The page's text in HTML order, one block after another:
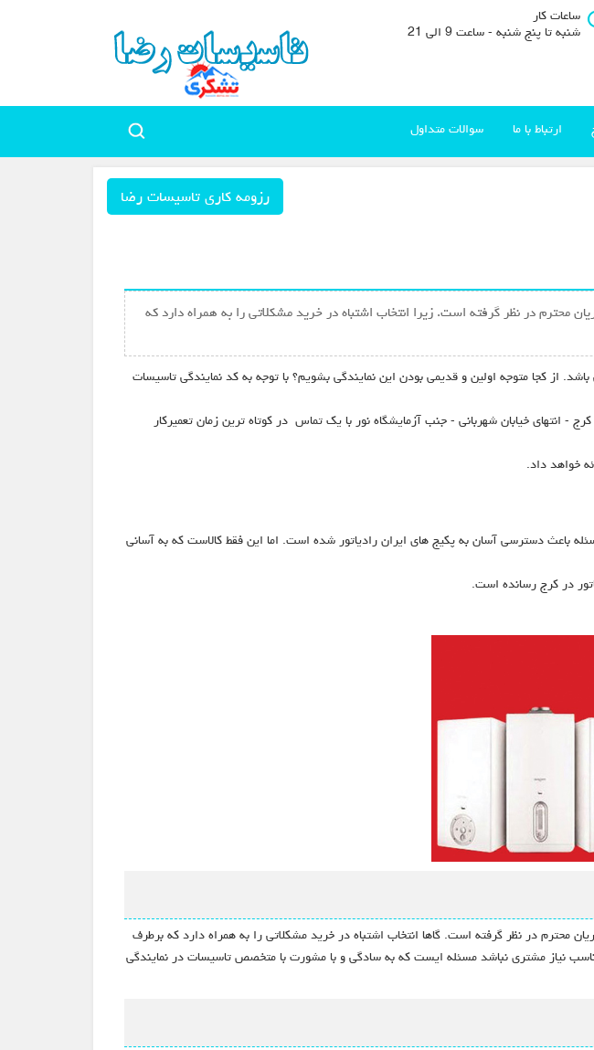
ساعات کار
شنبه تا پنج شنبه - ساعت 9 الی 21
ارتباط با ما سوالات متداول
رزومه کاری تاسیسات رضا
در نظر گرفته است. زیرا انتخاب اشتباه در خرید مشکلاتی را به همراه دارد که
از کجا متوجه اولین و قدیمی بودن این نمایندگی بشویم؟ با توجه به کد نمایندگی تاسیسات
- انتهای خیابان شهربانی - جنب آزمایشگاه نور با یک تماس در کوتاه ترین زمان تعمیرکار
خواهد داد.
باعث دسترسی آسان به پکیج های ایران رادیاتور شده است. اما این فقط کالاست که به آسانی
در کرج رسانده است.
در نظر گرفته است. گاها انتخاب اشتباه در خرید مشکلاتی را به همراه دارد که برطرف
نیاز مشتری نباشد مسئله ایست که به سادگی و با مشورت با متخصص تاسیسات در نمایندگی